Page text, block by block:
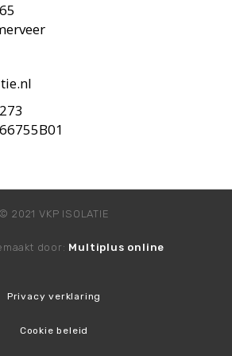
© 2021 VKP ISOLATIE
door: Multiplus online
Privacy verklaring
Cookie beleid